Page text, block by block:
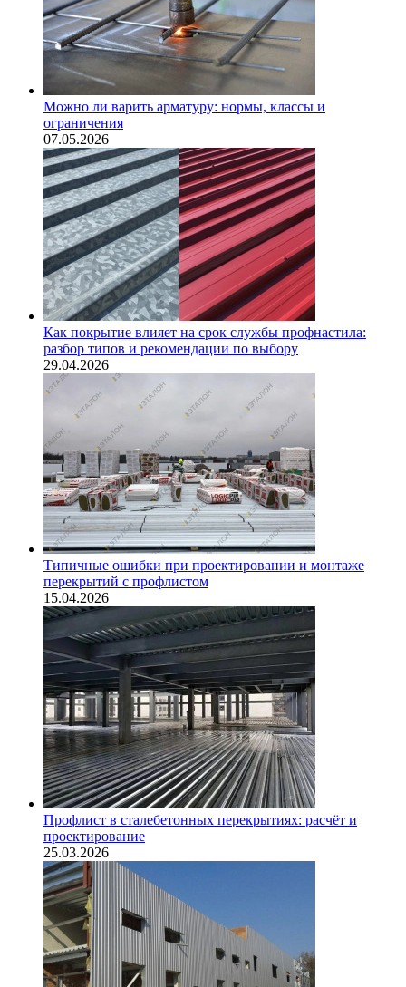
Можно ли варить арматуру: нормы, классы и
ограничения
07.05.2026
Как покрытие влияет на срок службы профнастила:
разбор типов и рекомендации по выбору
29.04.2026
Типичные ошибки при проектировании и монтаже
перекрытий с профлистом
15.04.2026
Профлист в сталебетонных перекрытиях: расчёт и
проектирование
25.03.2026